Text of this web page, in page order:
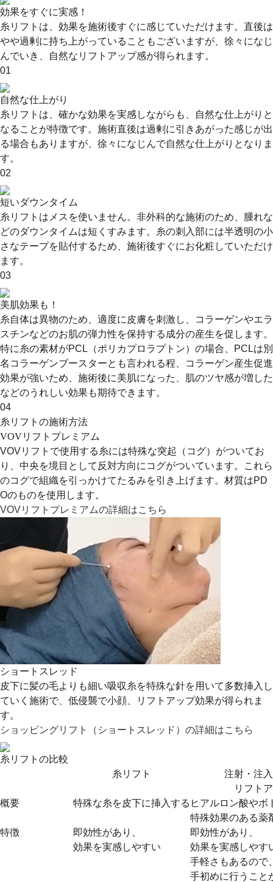
効果をすぐに実感！
糸リフトは、効果を施術後すぐに感じていただけます。直後は
やや過剰に持ち上がっていることもございますが、徐々になじ
んでいき、自然なリフトアップ感が得られます。
01
自然な仕上がり
糸リフトは、確かな効果を実感しながらも、自然な仕上がりと
なることが特徴です。施術直後は過剰に引きあがった感じが出
る場合もありますが、徐々になじんで自然な仕上がりとなりま
す。
02
短いダウンタイム
糸リフトはメスを使いません。非外科的な施術のため、腫れな
どのダウンタイムは短くすみます。糸の刺入部には半透明の小
さなテープを貼付するため、施術後すぐにお化粧していただけ
ます。
03
美肌効果も！
糸自体は異物のため、適度に皮膚を刺激し、コラーゲンやエラ
スチンなどのお肌の弾力性を保持する成分の産生を促します。
特に糸の素材がPCL（ポリカプロラプトン）の場合、PCLは別
名コラーゲンブースターとも言われる程、コラーゲン産生促進
効果が強いため、施術後に美肌になった、肌のツヤ感が増した
などのうれしい効果も期待できます。
04
糸リフトの施術方法
VOVリフトプレミアム
VOVリフトで使用する糸には特殊な突起（コグ）がついてお
り、中央を境目として反対方向にコグがついています。これら
のコグで組織を引っかけてたるみを引き上げます。材質はPD
Oのものを使用します。
VOVリフトプレミアムの詳細はこちら
ショートスレッド
皮下に髪の毛よりも細い吸収糸を特殊な針を用いて多数挿入し
ていく施術で、低侵襲で小顔、リフトアップ効果が得られま
す。
ショッピングリフト（ショートスレッド）の詳細はこちら
糸リフトの比較
糸リフト
注射・注
リフト
概要
特殊な糸を皮下に挿入する ヒアルロン酸やボ
特殊効果のある薬
特徴
即効性があり、
効果を実感しやすい
即効性があり、
効果を実感しやす
手軽さもあるので
手初めに行うこと